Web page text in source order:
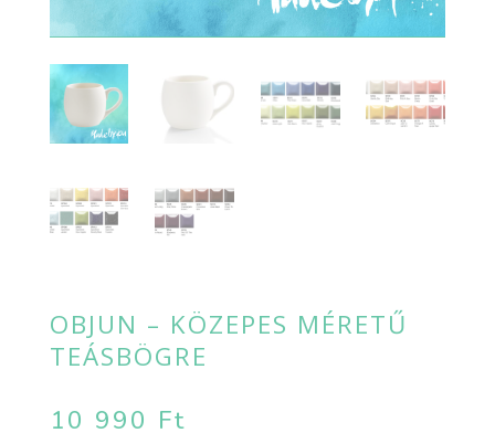
OBJUN – KÖZEPES MÉRETŰ
TEÁSBÖGRE
10 990 Ft